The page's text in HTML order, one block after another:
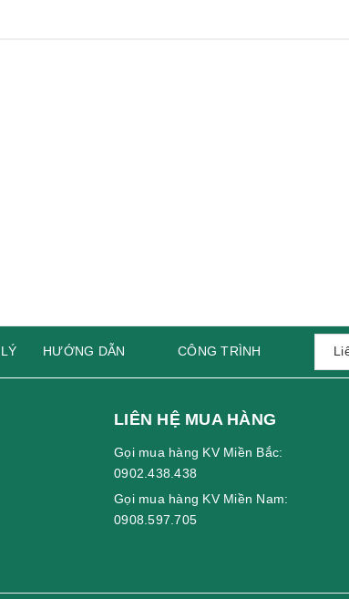
HƯỚNG DẪN CÔNG TRÌNH
LIÊN HỆ MUA HÀNG
Gọi mua hàng KV Miền Bắc:
0902.438.438
Gọi mua hàng KV Miền Nam:
0908.597.705